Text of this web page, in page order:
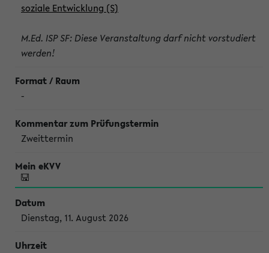
soziale Entwicklung (S)
M.Ed. ISP SF: Diese Veranstaltung darf nicht vorstudiert
werden!
-
Zweittermin
Dienstag, 11. August 2026